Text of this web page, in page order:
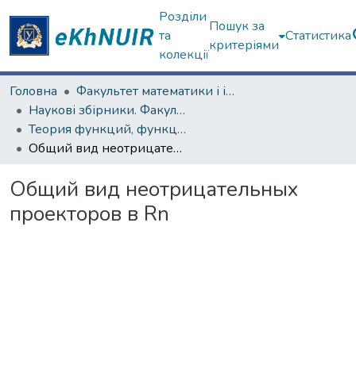
Розділи
та
колекції
Пошук за
критеріями
Статистика
Головна
Факультет математики і інформатики
Наукові збірники. Факультет математики і інформатики
Теория функций, функциональный анализ и их приложения (1965–1985 гг.)
Общий вид неотрицательных проекторов в Rn
Общий вид неотрицательных
проекторов в Rn